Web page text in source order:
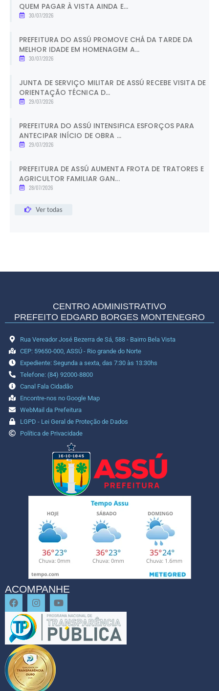
QUEM PAGAR À VISTA AINDA E...
30/07/2026
PREFEITURA DO ASSÚ PROMOVE CHÁ DA TARDE DA
MELHOR IDADE EM HOMENAGEM A...
30/07/2026
JUNTA DE SERVIÇO MILITAR DE ASSÚ RECEBE VISITA DE
ORIENTAÇÃO TÉCNICA D...
29/07/2026
PREFEITURA DO ASSÚ INTENSIFICA ESFORÇOS PARA
ANTECIPAR INÍCIO DE OBRA ...
29/07/2026
PREFEITURA DE ASSÚ AUMENTA FROTA DE TRATORES E
AGRICULTOR FAMILIAR GAN...
28/07/2026
Ver todas
CENTRO ADMINISTRATIVO
PREFEITO EDGARD BORGES MONTENEGRO
Rua Vereador José Bezerra de Sá, 588 - Bairro Bela Vista
CEP: 59650-000, ASSÚ - Rio grande do Norte
Expediente: Segunda a sexta, das 7:30 às 13:30hs
Telefone: (84) 92000-8800
Canal Fala Cidadão
Encontre-nos no Google Map
WebMail da Prefeitura
LGPD - Lei Geral de Proteção de Dados
Política de Privacidade
ACOMPANHE